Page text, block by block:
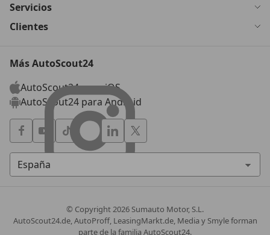
Servicios
Clientes
Más AutoScout24
AutoScout24 para iOS
AutoScout24 para Android
© Copyright2026 Sumauto Motor, S.L.
AutoScout24.de, AutoProff, LeasingMarkt.de, Media y Smyle forman
parte de la familia AutoScout24.